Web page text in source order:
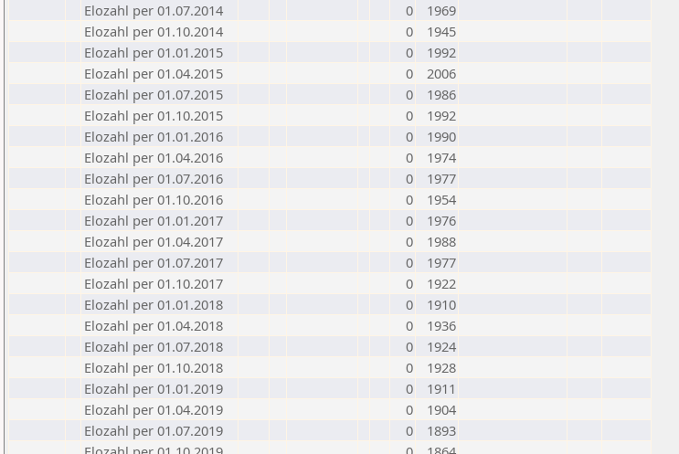
Elozahl per 01.07.2014
0
1969
Elozahl per 01.10.2014
0
1945
Elozahl per 01.01.2015
0
1992
Elozahl per 01.04.2015
0
2006
Elozahl per 01.07.2015
0
1986
Elozahl per 01.10.2015
0
1992
Elozahl per 01.01.2016
0
1990
Elozahl per 01.04.2016
0
1974
Elozahl per 01.07.2016
0
1977
Elozahl per 01.10.2016
0
1954
Elozahl per 01.01.2017
0
1976
Elozahl per 01.04.2017
0
1988
Elozahl per 01.07.2017
0
1977
Elozahl per 01.10.2017
0
1922
Elozahl per 01.01.2018
0
1910
Elozahl per 01.04.2018
0
1936
Elozahl per 01.07.2018
0
1924
Elozahl per 01.10.2018
0
1928
Elozahl per 01.01.2019
0
1911
Elozahl per 01.04.2019
0
1904
Elozahl per 01.07.2019
0
1893